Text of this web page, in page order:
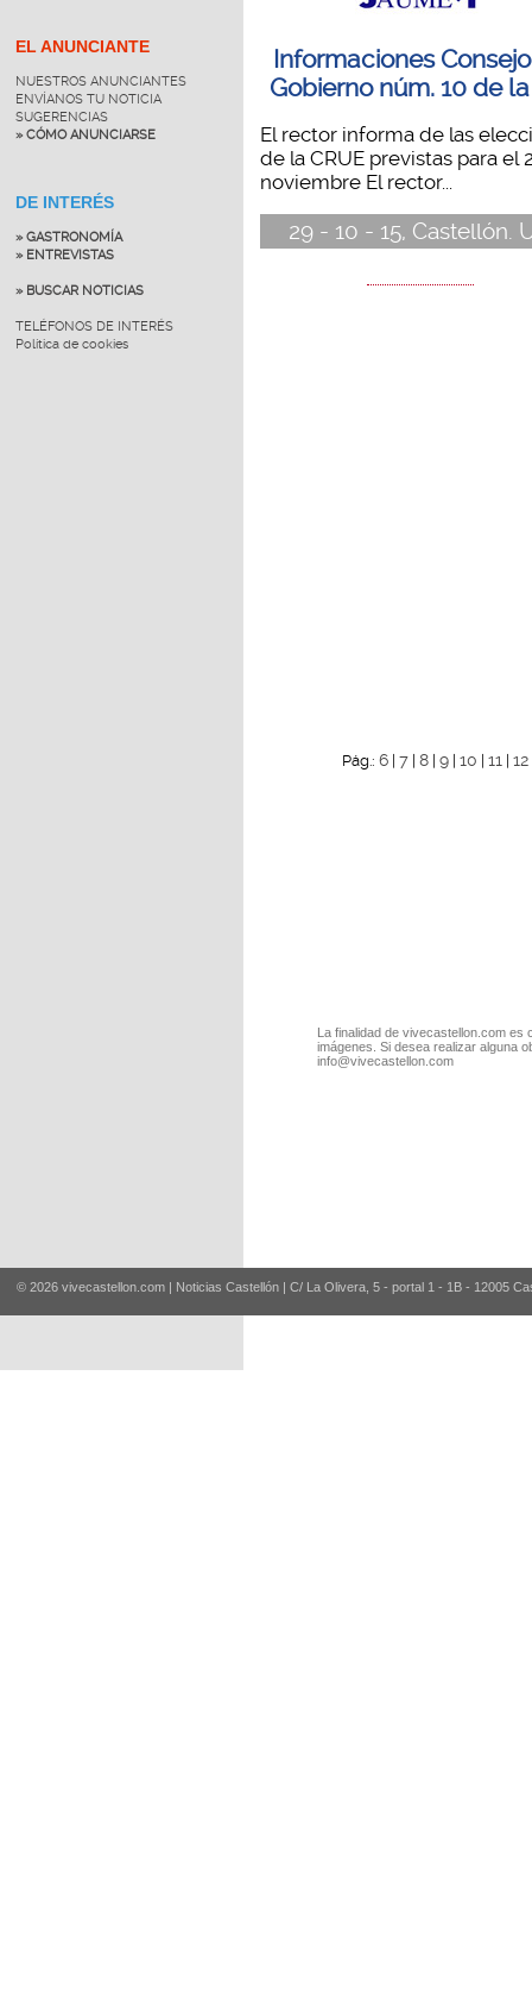
EL ANUNCIANTE
NUESTROS ANUNCIANTES
ENVÍANOS TU NOTICIA
SUGERENCIAS
» CÓMO ANUNCIARSE
DE INTERÉS
» GASTRONOMÍA
» ENTREVISTAS
» BUSCAR NOTICIAS
TELÉFONOS DE INTERÉS
Política de cookies
Informaciones
Gobierno núm. 10 de
El rector informa de las
de la CRUE previstas para el
noviembre El rector...
29 - 10 - 15, Castellón.
Pág.: 6| 7| 8| 9| 10 11| 12
La finalidad de vivecastellon.com
imágenes. Si desea realizar alguna
info@vivecastellon.com
© 2026 vivecastellon.com | Noticias Castellón | C/ La Olivera, 5 - portal 1 - 1B - 12005